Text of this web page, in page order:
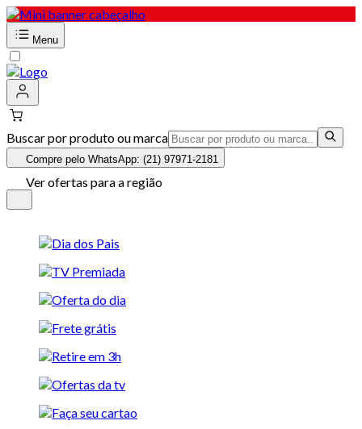
Menu
Buscar por produto ou marca
Compre pelo WhatsApp: (21) 97971-2181
Ver ofertas para a região